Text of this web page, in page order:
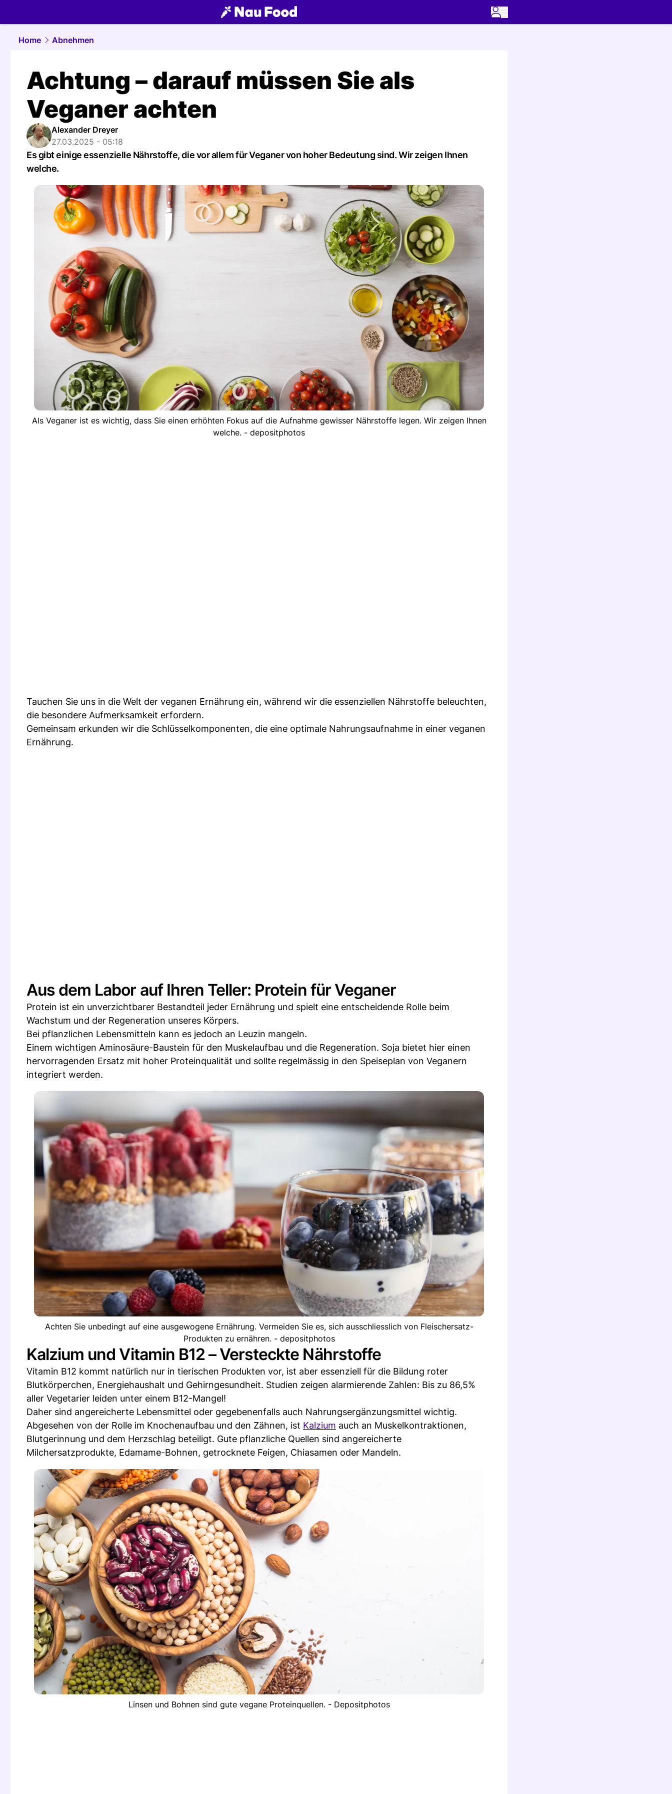
food.NAU.ch
Home
Abnehmen
Achtung – darauf müssen Sie als
Veganer achten
Alexander Dreyer
27.03.2025 - 05:18
Es gibt einige essenzielle Nährstoffe, die vor allem für Veganer von hoher Bedeutung sind. Wir zeigen Ihnen
welche.
Als Veganer ist es wichtig, dass Sie einen erhöhten Fokus auf die Aufnahme gewisser Nährstoffe legen. Wir zeigen Ihnen
welche. - depositphotos
Tauchen Sie uns in die Welt der veganen Ernährung ein, während wir die essenziellen Nährstoffe beleuchten,
die besondere Aufmerksamkeit erfordern.
Gemeinsam erkunden wir die Schlüsselkomponenten, die eine optimale Nahrungsaufnahme in einer veganen
Ernährung.
Aus dem Labor auf Ihren Teller: Protein für Veganer
Protein ist ein unverzichtbarer Bestandteil jeder Ernährung und spielt eine entscheidende Rolle beim
Wachstum und der Regeneration unseres Körpers.
Bei pflanzlichen Lebensmitteln kann es jedoch an Leuzin mangeln.
Einem wichtigen Aminosäure-Baustein für den Muskelaufbau und die Regeneration. Soja bietet hier einen
hervorragenden Ersatz mit hoher Proteinqualität und sollte regelmässig in den Speiseplan von Veganern
integriert werden.
Achten Sie unbedingt auf eine ausgewogene Ernährung. Vermeiden Sie es, sich ausschliesslich von Fleischersatz-
Produkten zu ernähren. - depositphotos
Kalzium und Vitamin B12 – Versteckte Nährstoffe
Vitamin B12 kommt natürlich nur in tierischen Produkten vor, ist aber essenziell für die Bildung roter
Blutkörperchen, Energiehaushalt und Gehirngesundheit. Studien zeigen alarmierende Zahlen: Bis zu 86,5%
aller Vegetarier leiden unter einem B12-Mangel!
Daher sind angereicherte Lebensmittel oder gegebenenfalls auch Nahrungsergänzungsmittel wichtig.
Abgesehen von der Rolle im Knochenaufbau und den Zähnen, ist Kalzium auch an Muskelkontraktionen,
Blutgerinnung und dem Herzschlag beteiligt. Gute pflanzliche Quellen sind angereicherte
Milchersatzprodukte, Edamame-Bohnen, getrocknete Feigen, Chiasamen oder Mandeln.
Linsen und Bohnen sind gute vegane Proteinquellen. - Depositphotos